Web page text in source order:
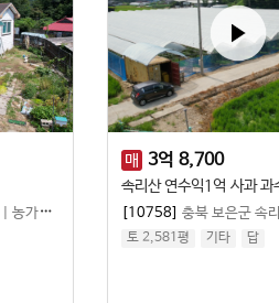
농가주택
매 3억 8,700
속리산 연수익1억 사과 과
[10758] 충북 보은군 속
토 2,581평 기타 답